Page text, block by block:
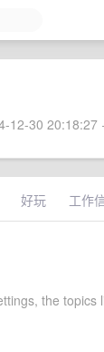
12-30 20:18:27
好玩 工作
the topics